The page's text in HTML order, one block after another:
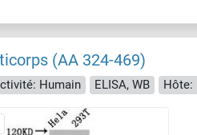
(AA 324-469)
Humain ELISA, WB Hôte: